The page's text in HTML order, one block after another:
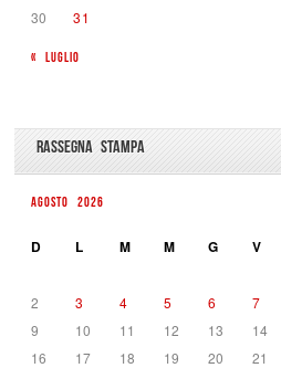
« LUGLIO
30
31
RASSEGNA STAMPA
AGOSTO 2026
D L M M G V
2
3 4 5 6 7
9
10 11 12 13 14
16
17 18 19 20 21